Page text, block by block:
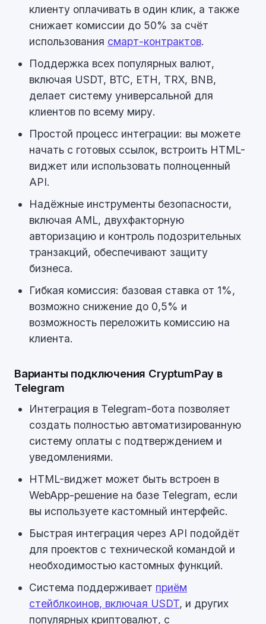
клиенту оплачивать в один клик, а также
снижает комиссии до 50% за счёт
использования смарт-контрактов.
Поддержка всех популярных валют,
включая USDT, BTC, ETH, TRX, BNB,
делает систему универсальной для
клиентов по всему миру.
Простой процесс интеграции: вы можете
начать с готовых ссылок, встроить HTML-
виджет или использовать полноценный
API.
Надёжные инструменты безопасности,
включая AML, двухфакторную
авторизацию и контроль подозрительных
транзакций, обеспечивают защиту
бизнеса.
Гибкая комиссия: базовая ставка от 1%,
возможно снижение до 0,5% и
возможность переложить комиссию на
клиента.
Варианты подключения CryptumPay в
Telegram
Интеграция в Telegram-бота позволяет
создать полностью автоматизированную
систему оплаты с подтверждением и
уведомлениями.
HTML-виджет может быть встроен в
WebApp-решение на базе Telegram, если
вы используете кастомный интерфейс.
Быстрая интеграция через API подойдёт
для проектов с технической командой и
необходимостью кастомных функций.
Система поддерживает приём
стейблкоинов, включая USDT, и других
популярных криптовалют, с